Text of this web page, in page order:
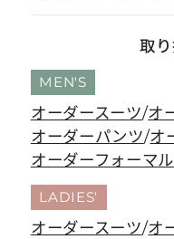
取
MEN'S
オーダースーツ オ
オーダーパンツ オ
オーダーフォーマ
LADIES'
オーダースーツ オ